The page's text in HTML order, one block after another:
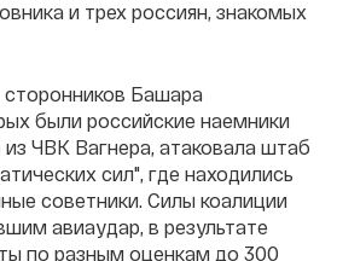
и трех россиян, знакомых
Башара
были российские наемники
ЧВК Вагнера, атаковала штаб
сил", где находились
советники. Силы коалиции
авиаудар, в результате
по разным оценкам до 300